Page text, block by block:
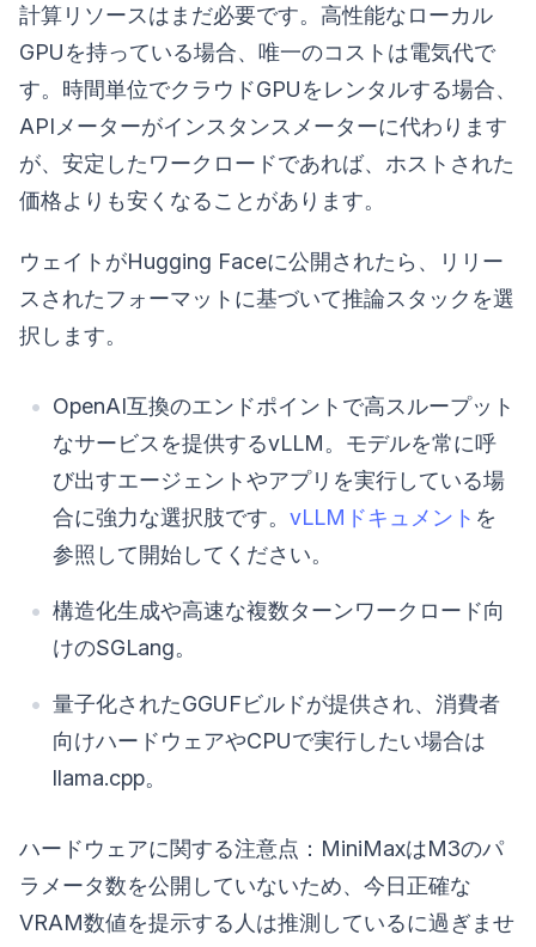
計算リソースはまだ必要です。高性能なローカル
GPUを持っている場合、唯一のコストは電気代で
す。時間単位でクラウドGPUをレンタルする場合、
APIメーターがインスタンスメーターに代わります
が、安定したワークロードであれば、ホストされた
価格よりも安くなることがあります。
ウェイトがHugging Faceに公開されたら、リリー
スされたフォーマットに基づいて推論スタックを選
択します。
OpenAI互換のエンドポイントで高スループット
なサービスを提供するvLLM。モデルを常に呼
び出すエージェントやアプリを実行している場
合に強力な選択肢です。 vLLMドキュメント を
参照して開始してください。
構造化生成や高速な複数ターンワークロード向
けのSGLang。
量子化されたGGUFビルドが提供され、消費者
向けハードウェアやCPUで実行したい場合は
llama.cpp。
ハードウェアに関する注意点：MiniMaxはM3のパ
ラメータ数を公開していないため、今日正確な
VRAM数値を提示する人は推測しているに過ぎませ